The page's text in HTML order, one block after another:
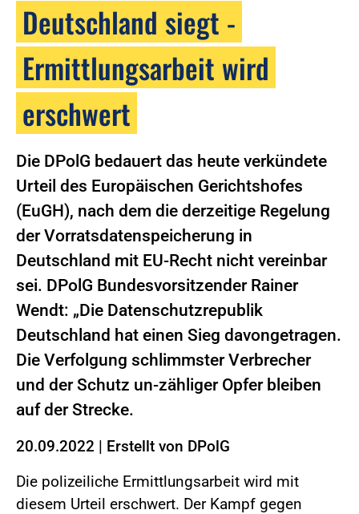
Deutschland siegt -
Ermittlungsarbeit wird
erschwert
Die DPolG bedauert das heute verkündete
Urteil des Europäischen Gerichtshofes
(EuGH), nach dem die derzeitige Regelung
der Vorratsdatenspeicherung in
Deutschland mit EU-Recht nicht vereinbar
sei. DPolG Bundesvorsitzender Rainer
Wendt: „Die Datenschutzrepublik
Deutschland hat einen Sieg davongetragen.
Die Verfolgung schlimmster Verbrecher
und der Schutz un-zähliger Opfer bleiben
auf der Strecke.
20.09.2022 | Erstellt von DPolG
Die polizeiliche Ermittlungsarbeit wird mit
diesem Urteil erschwert. Der Kampf gegen